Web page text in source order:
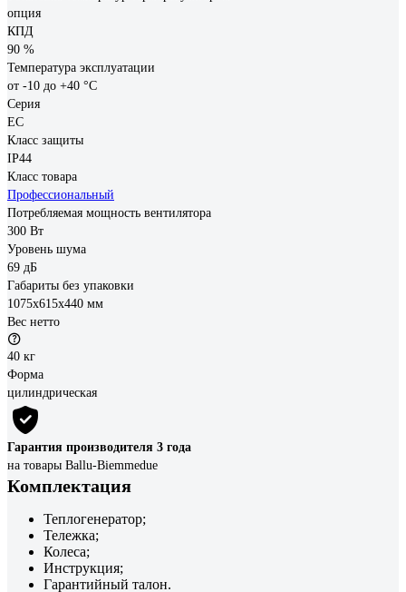
опция
КПД
90 %
Температура эксплуатации
от -10 до +40 °С
Серия
ЕС
Класс защиты
IP44
Класс товара
Профессиональный
Потребляемая мощность вентилятора
300 Вт
Уровень шума
69 дБ
Габариты без упаковки
1075х615х440 мм
Вес нетто
40 кг
Форма
цилиндрическая
Гарантия производителя 3 года
на товары Ballu-Biemmedue
Комплектация
Теплогенератор;
Тележка;
Колеса;
Инструкция;
Гарантийный талон.